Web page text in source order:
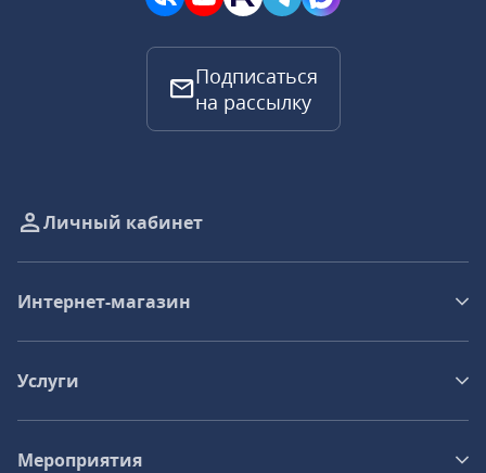
Подписаться
на рассылку
Личный кабинет
Интернет-магазин
Услуги
Мероприятия